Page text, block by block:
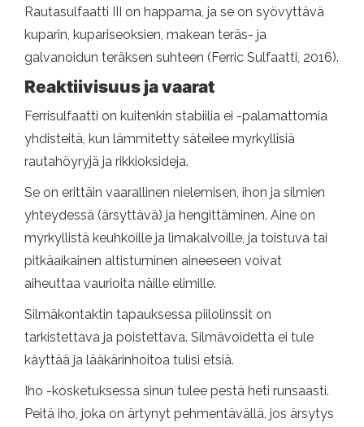
Rautasulfaatti III on happama, ja se on syövyttävä
kuparin, kupariseoksien, makean teräs- ja
galvanoidun teräksen suhteen (Ferric Sulfaatti, 2016).
Reaktiivisuus ja vaarat
Ferrisulfaatti on kuitenkin stabiilia ei -palamattomia
yhdisteitä, kun lämmitetty säteilee myrkyllisiä
rautahöyryjä ja rikkioksideja.
Se on erittäin vaarallinen nielemisen, ihon ja silmien
yhteydessä (ärsyttävä) ja hengittäminen. Aine on
myrkyllistä keuhkoille ja limakalvoille, ja toistuva tai
pitkäaikainen altistuminen aineeseen voivat
aiheuttaa vaurioita näille elimille.
Silmäkontaktin tapauksessa piilolinssit on
tarkistettava ja poistettava. Silmävoidetta ei tule
käyttää ja lääkärinhoitoa tulisi etsiä.
Iho -kosketuksessa sinun tulee pestä heti runsaasti.
Peitä iho, joka on ärtynyt pehmentävällä, jos ärsytys